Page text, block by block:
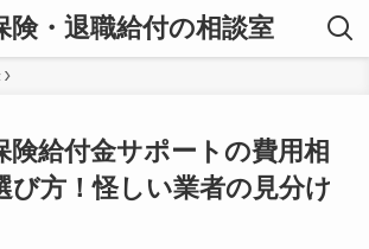
険・退職給付の相談室
険給付金サポートの費用相
び方！怪しい業者の見分け